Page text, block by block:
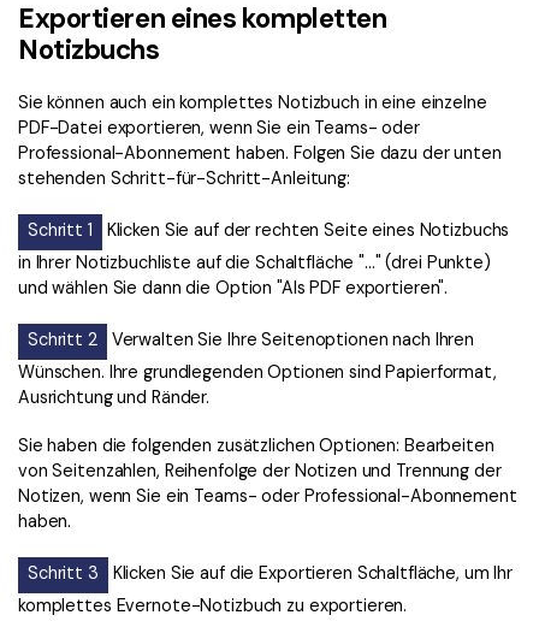
Exportieren eines kompletten
Notizbuchs
Sie können auch ein komplettes Notizbuch in eine einzelne
PDF-Datei exportieren, wenn Sie ein Teams- oder
Professional-Abonnement haben. Folgen Sie dazu der unten
stehenden Schritt-für-Schritt-Anleitung:
Schritt 1
Klicken Sie auf der rechten Seite eines Notizbuchs
in Ihrer Notizbuchliste auf die Schaltfläche "..." (drei Punkte)
und wählen Sie dann die Option "Als PDF exportieren".
Schritt 2
Verwalten Sie Ihre Seitenoptionen nach Ihren
Wünschen. Ihre grundlegenden Optionen sind Papierformat,
Ausrichtung und Ränder.
Sie haben die folgenden zusätzlichen Optionen: Bearbeiten
von Seitenzahlen, Reihenfolge der Notizen und Trennung der
Notizen, wenn Sie ein Teams- oder Professional-Abonnement
haben.
Schritt 3
Klicken Sie auf die Exportieren Schaltfläche, um Ihr
komplettes Evernote-Notizbuch zu exportieren.